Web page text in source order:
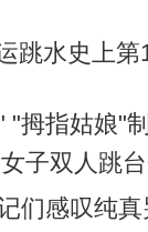
跳水史上第
"拇指姑娘"
女子双人跳
们感叹纯